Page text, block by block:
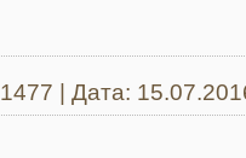
1477 Дата: